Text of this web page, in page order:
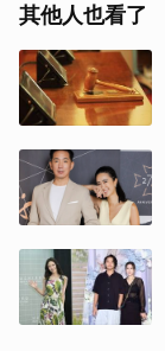
其他人也看了